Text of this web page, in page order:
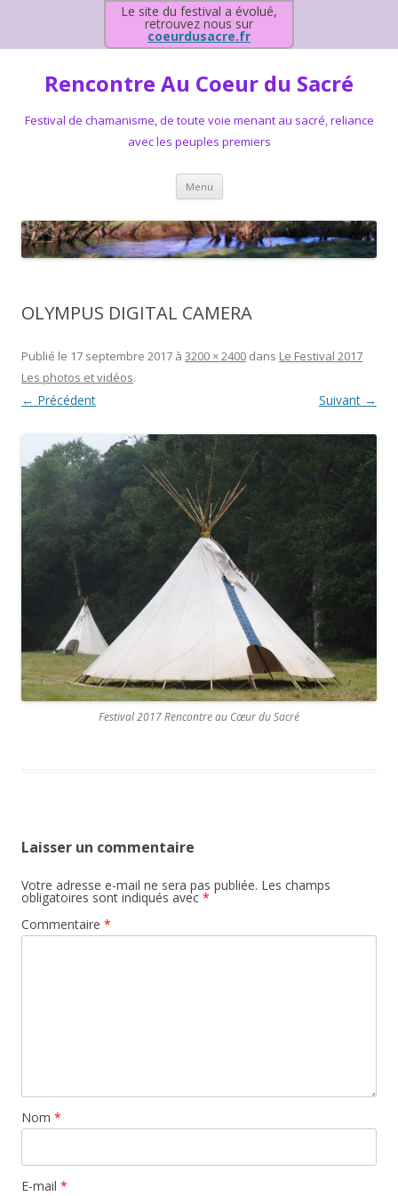
Le site du festival a évolué,
retrouvez nous sur
coeurdusacre.fr
Rencontre Au Coeur du Sacré
Festival de chamanisme, de toute voie menant au sacré, reliance
avec les peuples premiers
Menu Aller au contenu principal
OLYMPUS DIGITAL CAMERA
Publié le 17 septembre 2017 à 3200 × 2400 dans Le Festival 2017
Les photos et vidéos.
← Précédent Suivant →
Festival 2017 Rencontre au Cœur du Sacré
Laisser un commentaire
Votre adresse e-mail ne sera pas publiée. Les champs
obligatoires sont indiqués avec *
Commentaire *
Nom *
E-mail *